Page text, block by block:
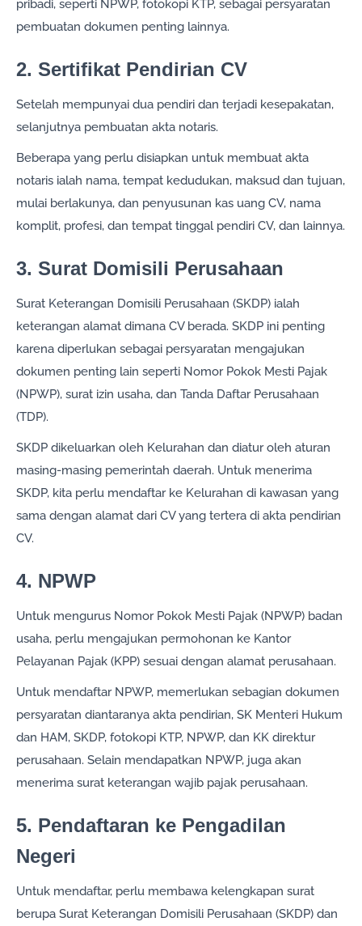
pribadi, seperti NPWP, fotokopi KTP, sebagai persyaratan
pembuatan dokumen penting lainnya.
2. Sertifikat Pendirian CV
Setelah mempunyai dua pendiri dan terjadi kesepakatan,
selanjutnya pembuatan akta notaris.
Beberapa yang perlu disiapkan untuk membuat akta
notaris ialah nama, tempat kedudukan, maksud dan tujuan,
mulai berlakunya, dan penyusunan kas uang CV, nama
komplit, profesi, dan tempat tinggal pendiri CV, dan lainnya.
3. Surat Domisili Perusahaan
Surat Keterangan Domisili Perusahaan (SKDP) ialah
keterangan alamat dimana CV berada. SKDP ini penting
karena diperlukan sebagai persyaratan mengajukan
dokumen penting lain seperti Nomor Pokok Mesti Pajak
(NPWP), surat izin usaha, dan Tanda Daftar Perusahaan
(TDP).
SKDP dikeluarkan oleh Kelurahan dan diatur oleh aturan
masing-masing pemerintah daerah. Untuk menerima
SKDP, kita perlu mendaftar ke Kelurahan di kawasan yang
sama dengan alamat dari CV yang tertera di akta pendirian
CV.
4. NPWP
Untuk mengurus Nomor Pokok Mesti Pajak (NPWP) badan
usaha, perlu mengajukan permohonan ke Kantor
Pelayanan Pajak (KPP) sesuai dengan alamat perusahaan.
Untuk mendaftar NPWP, memerlukan sebagian dokumen
persyaratan diantaranya akta pendirian, SK Menteri Hukum
dan HAM, SKDP, fotokopi KTP, NPWP, dan KK direktur
perusahaan. Selain mendapatkan NPWP, juga akan
menerima surat keterangan wajib pajak perusahaan.
5. Pendaftaran ke Pengadilan
Negeri
Untuk mendaftar, perlu membawa kelengkapan surat
berupa Surat Keterangan Domisili Perusahaan (SKDP) dan